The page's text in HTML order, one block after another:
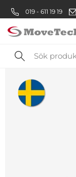
019 - 611 19 19
Sök
produkt